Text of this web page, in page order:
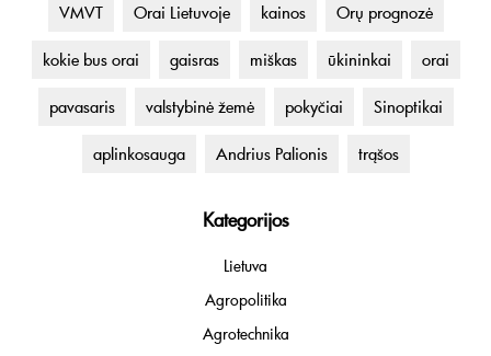
VMVT Orai Lietuvoje kainos Orų prognozė
kokie bus orai gaisras miškas ūkininkai orai
pavasaris valstybinė žemė pokyčiai Sinoptikai
aplinkosauga Andrius Palionis trąšos
Kategorijos
Lietuva
Agropolitika
Agrotechnika